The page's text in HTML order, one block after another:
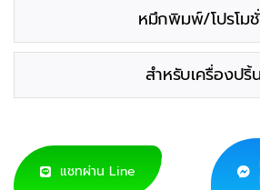
หมึกพิมพ์/โปรโม
สำหรับเครื่องปริ้
แชทผ่าน Line